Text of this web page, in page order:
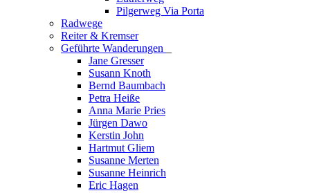
Pilgerweg Via Porta
Radwege
Reiter & Kremser
Geführte Wanderungen
Jane Gresser
Susann Knoth
Bernd Baumbach
Petra Heiße
Anna Marie Pries
Jürgen Dawo
Kerstin John
Hartmut Gliem
Susanne Merten
Susanne Heinrich
Eric Hagen